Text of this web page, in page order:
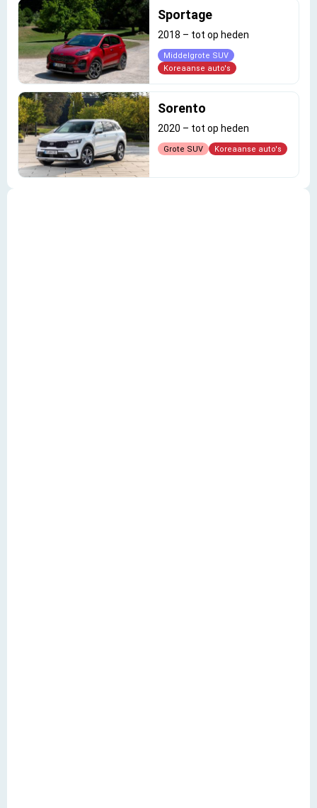
Sportage
2018 – tot op heden
Middelgrote SUV
Koreaanse auto's
Sorento
2020 – tot op heden
Grote SUV Koreaanse auto's